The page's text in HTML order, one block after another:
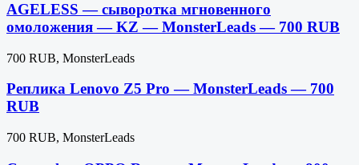
AGELESS — сыворотка мгновенного
омоложения — KZ — MonsterLeads — 700 RUB
700 RUB, MonsterLeads
Реплика Lenovo Z5 Pro — MonsterLeads — 700
RUB
700 RUB, MonsterLeads